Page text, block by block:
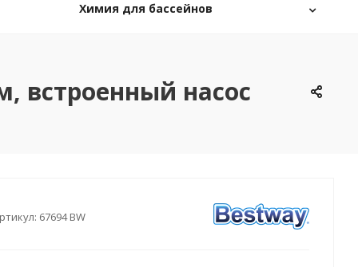
Химия для бассейнов
встроенный насос
67694 BW